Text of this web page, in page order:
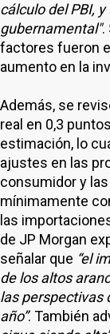
cálculo del PBI,
gubernamental".
factores fueron
aumento en la
Además, se
real en 0,3
estimación, lo
ajustes en las
consumidor y
mínimamente
las
de JP Morgan
señalar que “el
de los altos
las perspectivas
año”. También